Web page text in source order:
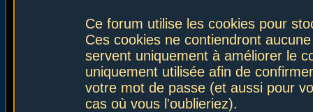
Ce forum utilise les cookies pour
Ces cookies ne contiendront
servent uniquement à améliorer le
uniquement utilisée afin de
votre mot de passe (et aussi pour
cas où vous l'oublieriez).